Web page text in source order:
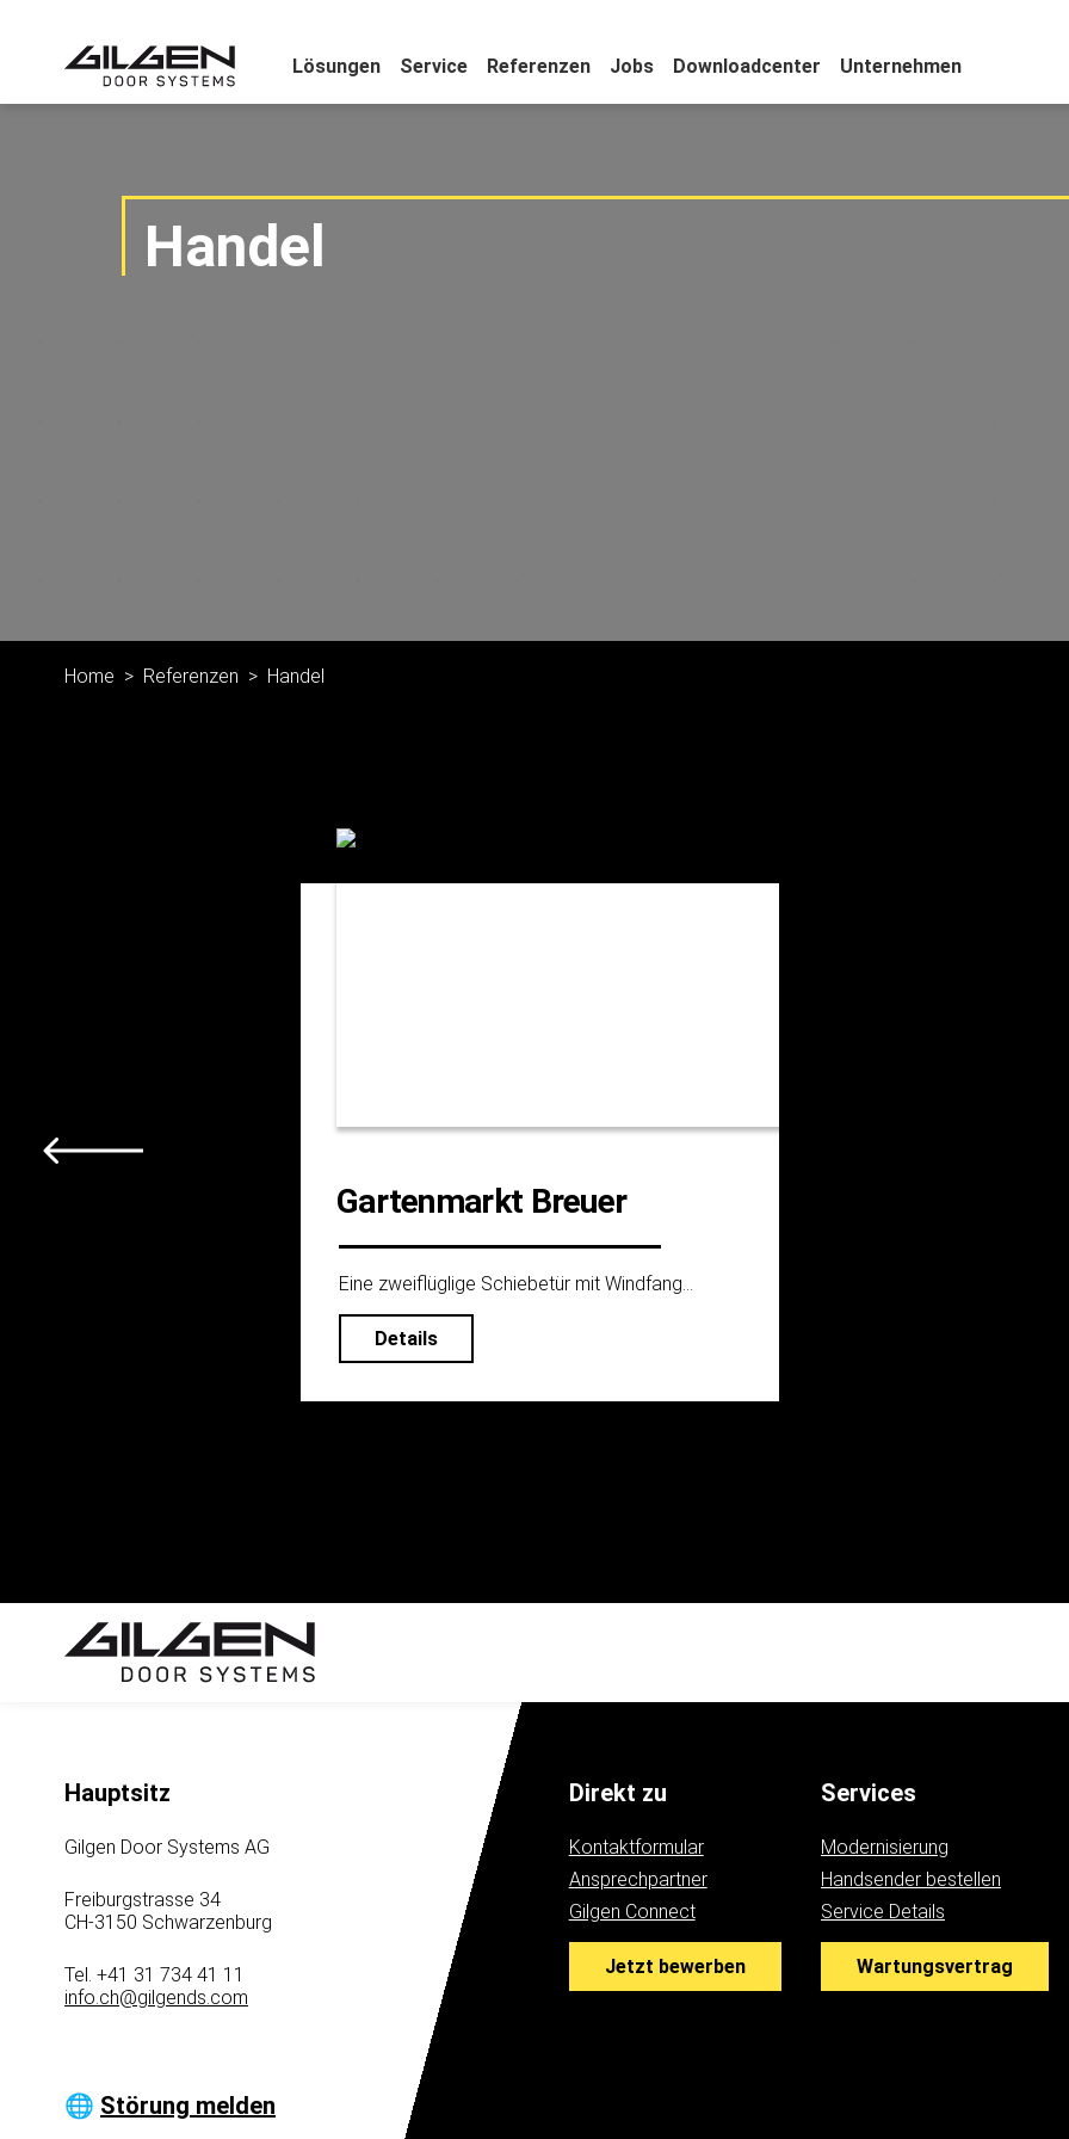
Lösungen Service Referenzen Jobs Downloadcenter Unternehmen
Handel
Home Referenzen Handel
Gartenmarkt Breuer
Eine zweiflüglige Schiebetür mit Windfang...
Details
Hauptsitz
Gilgen Door Systems AG
Freiburgstrasse 34
CH-3150 Schwarzenburg
Tel. +41 31 734 41 11
info.ch@gilgends.com
🌐 Störung melden
Direkt zu
Kontaktformular
Ansprechpartner
Gilgen Connect
Jetzt bewerben
Services
Modernisierung
Handsender bestellen
Service Details
Wartungsvertrag